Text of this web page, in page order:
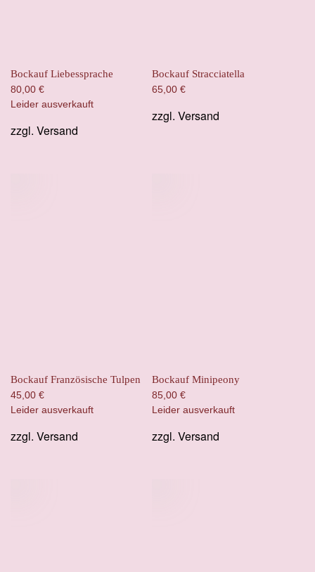
Bockauf Liebessprache
80,00 €
Leider ausverkauft
zzgl. Versand
Bockauf Stracciatella
65,00 €
zzgl. Versand
Bockauf Französische Tulpen
45,00 €
Leider ausverkauft
zzgl. Versand
Bockauf Minipeony
85,00 €
Leider ausverkauft
zzgl. Versand